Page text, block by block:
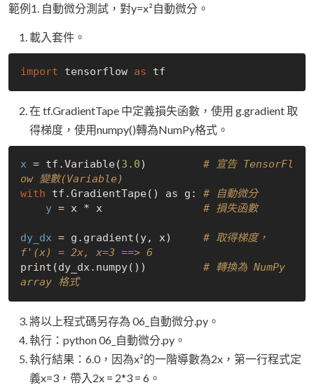
範例1. 自動微分測試，對y=x²自動微分。
載入套件。
import tensorflow as
在 tf.GradientTape 中定義損失函數，使用 g.gradient 取
得梯度，使用numpy()轉為NumPy格式。
x = tf.Variable(3.0) # 宣告 TensorFl
ow 變數(Variable)
with tf.GradientTape() as g: # 自動微分
y = x * x # 損失函數
dy_dx = g.gradient(y, x) # 取得梯度，
f'(x) = 2x, x=3 ==> 6
print(dy_dx.numpy()) # 轉換為 NumPy
array 格式
將以上程式碼另存為 06_自動微分.py。
執行：python 06_自動微分.py。
執行結果：6.0，因為x²的一階導數為2x，第一行程式定
義x=3，帶入2x = 2*3 = 6。